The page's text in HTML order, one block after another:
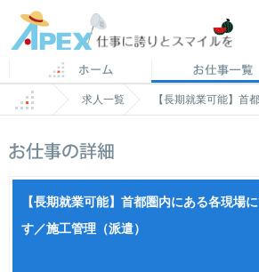
求人一覧 【長期就業可能】首
【長期就業可能】首都圏内にある各現場
す／施工管理（派遣）